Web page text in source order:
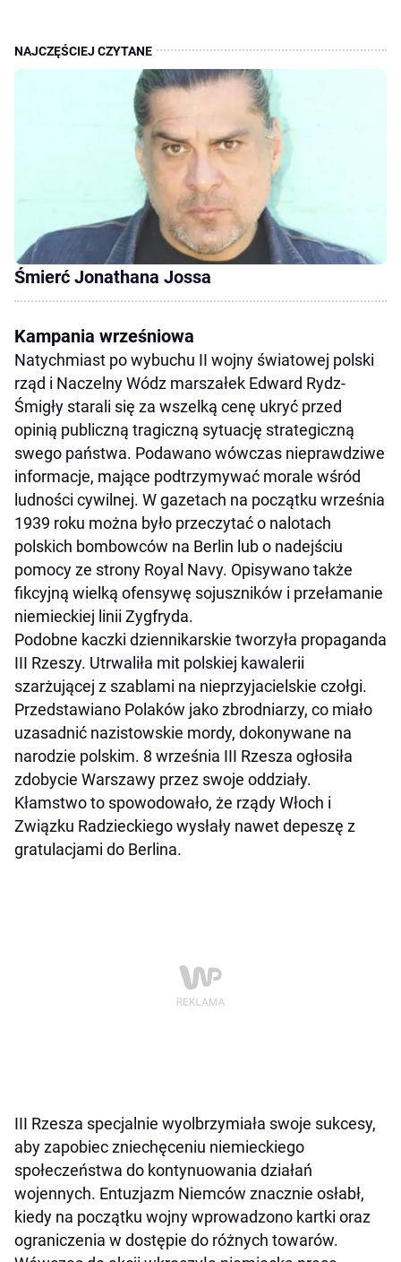
Śmierć Jonathana Jossa
Kampania wrześniowa
Natychmiast po wybuchu II wojny światowej polski
rząd i Naczelny Wódz marszałek Edward Rydz-
Śmigły starali się za wszelką cenę ukryć przed
opinią publiczną tragiczną sytuację strategiczną
swego państwa. Podawano wówczas nieprawdziwe
informacje, mające podtrzymywać morale wśród
ludności cywilnej. W gazetach na początku września
1939 roku można było przeczytać o nalotach
polskich bombowców na Berlin lub o nadejściu
pomocy ze strony Royal Navy. Opisywano także
fikcyjną wielką ofensywę sojuszników i przełamanie
niemieckiej linii Zygfryda.
Podobne kaczki dziennikarskie tworzyła propaganda
III Rzeszy. Utrwaliła mit polskiej kawalerii
szarżującej z szablami na nieprzyjacielskie czołgi.
Przedstawiano Polaków jako zbrodniarzy, co miało
uzasadnić nazistowskie mordy, dokonywane na
narodzie polskim. 8 września III Rzesza ogłosiła
zdobycie Warszawy przez swoje oddziały.
Kłamstwo to spowodowało, że rządy Włoch i
Związku Radzieckiego wysłały nawet depeszę z
gratulacjami do Berlina.
III Rzesza specjalnie wyolbrzymiała swoje sukcesy,
aby zapobiec zniechęceniu niemieckiego
społeczeństwa do kontynuowania działań
wojennych. Entuzjazm Niemców znacznie osłabł,
kiedy na początku wojny wprowadzono kartki oraz
ograniczenia w dostępie do różnych towarów.